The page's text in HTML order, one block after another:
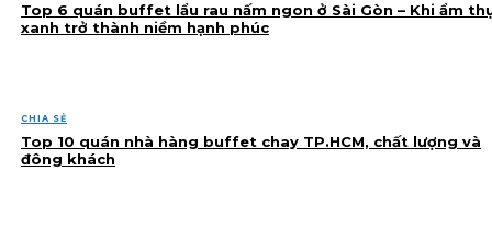
Top 6 quán buffet lẩu rau nấm ngon ở Sài Gòn – Khi ẩm
xanh trở thành niềm hạnh phúc
CHIA SẺ
Top 10 quán nhà hàng buffet chay TP.HCM, chất lượng và
đông khách